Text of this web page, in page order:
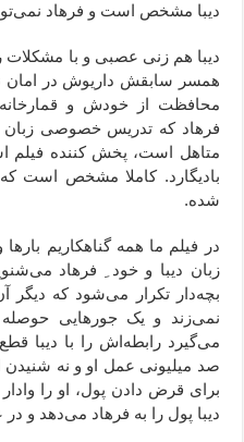
دیبا مشخص است و فرهاد
دیبا هم زنی عصبی و با
همسر سابقش داریوش در امان
محافظت از خودش و
فرهاد که تدریس خصوصی زبان
متاهل است، پخش کننده
بادیگارد. کاملا مشخص است
شده.
در فیلم ما همه گناهکاریم
زبان دیبا و خود ِ فرهاد
بچه‌دار تکرار می‌شود که دیگر
نمی‌زند و یک جورهایی
می‌گیرد رابطه‌اش را با دیبا
صد میلیونی عمل او و نه شنیدن
برای قرض دادن پول، او را
دیبا پول را به فرهاد می‌دهد و